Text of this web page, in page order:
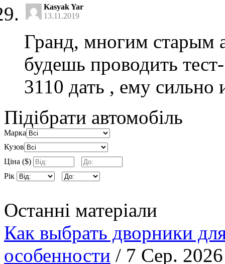
Kasyak Yar
13.11.2019
Гранд, многим старым
будешь проводить
3110 дать , ему сильно
Підібрати автомобіль
Марка
Кузов
Ціна ($)
Рік
Останні матеріали
Как выбрать дворники
особенности / 7 Сер. 2026